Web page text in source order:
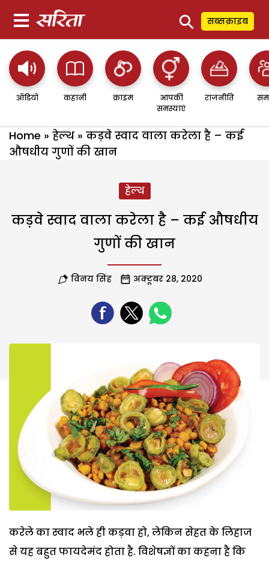
⚲ सब्सक्राइब
ऑडियो कहानी क्राइम
आपकी
समस्याएं
राजनीति
Home » हेल्थ » कड़वे स्वाद वाला करेला है – कई
औषधीय गुणों की खान
हेल्थ
कड़वे स्वाद वाला करेला है – कई औषधीय
गुणों की खान
विनय सिंह अक्टूबर 28, 2020
करेले का स्वाद भले ही कड़वा हो, लेकिन सेहत के लिहाज
से यह बहुत फायदेमंद होता है. विशेषज्ञों का कहना है कि